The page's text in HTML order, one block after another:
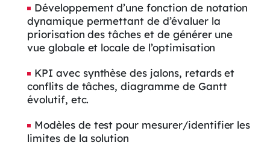
Développement d’une fonction de notation
dynamique permettant de d’évaluer la
priorisation des tâches et de générer une
vue globale et locale de l’optimisation
KPI avec synthèse des jalons, retards et
conflits de tâches, diagramme de Gantt
évolutif, etc.
Modèles de test pour mesurer/identifier les
limites de la solution